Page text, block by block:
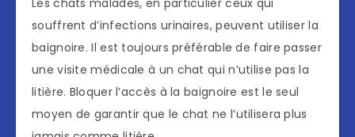
Les chats malades, en particulier ceux qui
souffrent d’infections urinaires, peuvent utiliser la
baignoire. Il est toujours préférable de faire passer
une visite médicale à un chat qui n’utilise pas la
litière. Bloquer l’accès à la baignoire est le seul
moyen de garantir que le chat ne l’utilisera plus